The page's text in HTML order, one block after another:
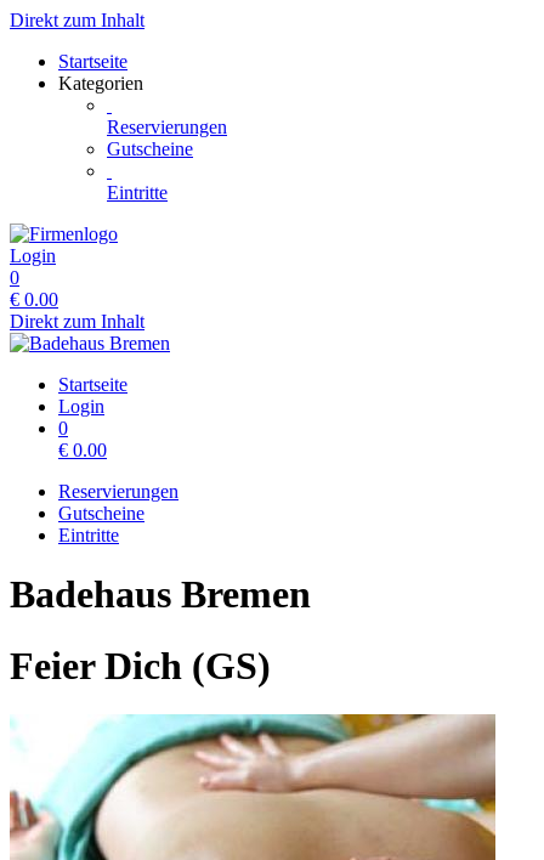
Direkt zum Inhalt
Startseite
Kategorien
Reservierungen
Gutscheine
Eintritte
Login
0
€ 0.00
Direkt zum Inhalt
Startseite
Login
0
€ 0.00
Reservierungen
Gutscheine
Eintritte
Badehaus Bremen
Feier Dich (GS)